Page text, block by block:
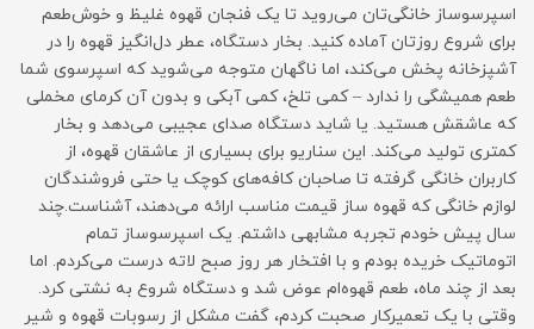
اسپرسوساز خانگی‌تان می‌روید تا یک فنجان قهوه غلیظ و خوش‌طعم
برای شروع روزتان آماده کنید. بخار دستگاه، عطر دل‌انگیز قهوه را در
آشپزخانه پخش می‌کند، اما ناگهان متوجه می‌شوید که اسپرسوی شما
طعم همیشگی را ندارد – کمی تلخ، کمی آبکی و بدون آن کرمای مخملی
که عاشقش هستید. یا شاید دستگاه صدای عجیبی می‌دهد و بخار
کمتری تولید می‌کند. این سناریو برای بسیاری از عاشقان قهوه، از
کاربران خانگی گرفته تا صاحبان کافه‌های کوچک یا حتی فروشندگان
لوازم خانگی که قهوه ساز قیمت مناسب ارائه می‌دهند، آشناست.چند
سال پیش خودم تجربه مشابهی داشتم. یک اسپرسوساز تمام
اتوماتیک خریده بودم و با افتخار هر روز صبح لاته درست می‌کردم. اما
بعد از چند ماه، طعم قهوه‌ام عوض شد و دستگاه شروع به نشتی کرد.
وقتی با یک تعمیرکار صحبت کردم، گفت مشکل از رسوبات قهوه و شیر